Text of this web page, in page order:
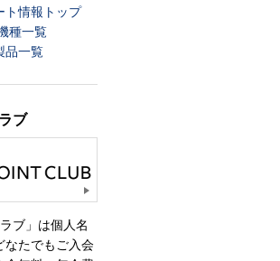
ト情報トップ
種一覧
品一覧
ブ
ブ」は個人名
なたでもご入会